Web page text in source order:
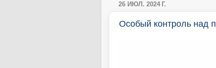
26 ИЮЛ. 2024 Г.
Особый контроль над